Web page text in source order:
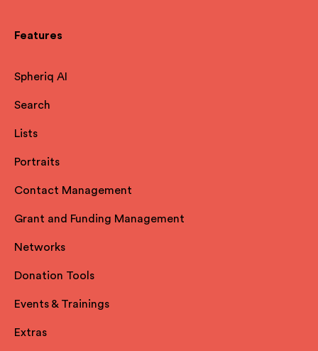
Features
Spheriq AI
Search
Lists
Portraits
Contact Management
Grant and Funding Management
Networks
Donation Tools
Events & Trainings
Extras